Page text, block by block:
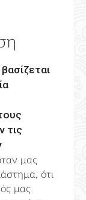
τις
μας
ότι
μας